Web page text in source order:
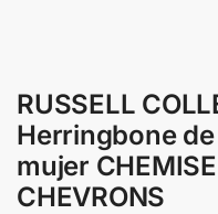
RUSSELL
Herringbone
mujer
CHEVRONS